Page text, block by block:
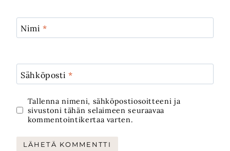
Nimi*
Sähköposti*
Tallenna nimeni, sähköpostiosoitteeni ja
sivustoni tähän selaimeen seuraavaa
kommentointikertaa varten.